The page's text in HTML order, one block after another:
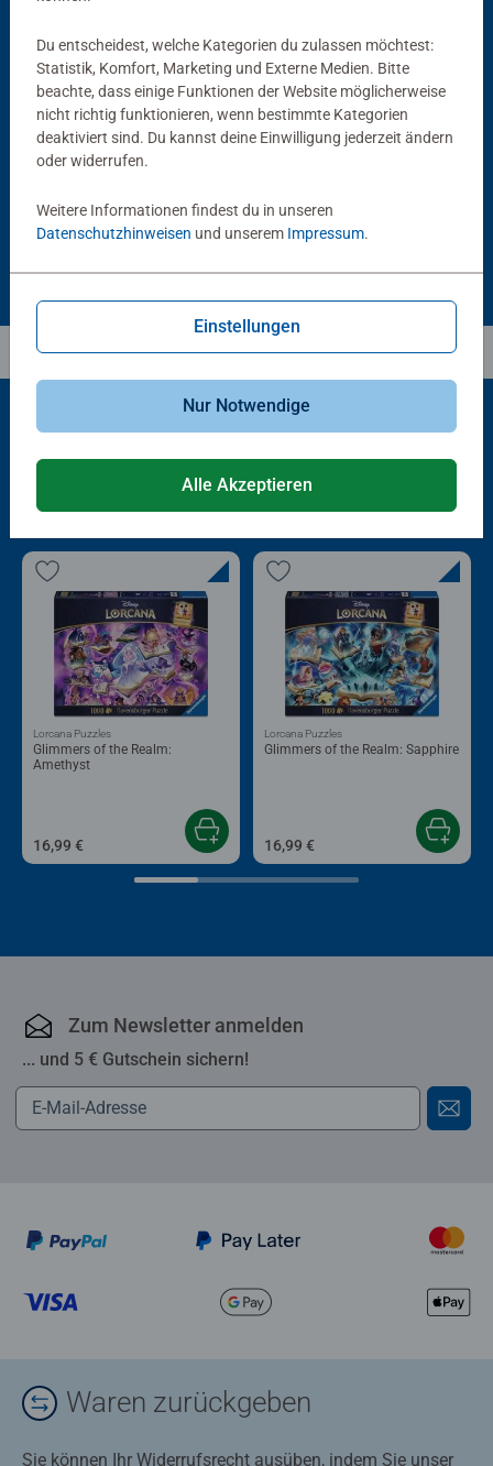
Puzzle Conserver Permanent
Durchschnittliche Bewertung 4,4 von 5 Sternen.
Puzzlezubehör
13,99 €
Puzzle-Rahmen, schwarz
40,00 €
Beliebte Auswahl
Andere Kunden mögen auch
Glimmers of the Realm:
Amethyst
Lorcana Puzzles
16,99 €
Glimmers of the Realm: Sapphire
Lorcana Puzzles
16,99 €
Zum Newsletter anmelden
... und 5 € Gutschein sichern!
Waren zurückgeben
Sie können Ihr Widerrufsrecht ausüben, indem Sie unser
Du entscheidest, welche Kategorien du zulassen möchtest:
Statistik, Komfort, Marketing und Externe Medien. Bitte
beachte, dass einige Funktionen der Website möglicherweise
nicht richtig funktionieren, wenn bestimmte Kategorien
deaktiviert sind. Du kannst deine Einwilligung jederzeit ändern
oder widerrufen.
Weitere Informationen findest du in unseren
Datenschutzhinweisen und unserem Impressum.
Einstellungen
Nur Notwendige
Alle Akzeptieren